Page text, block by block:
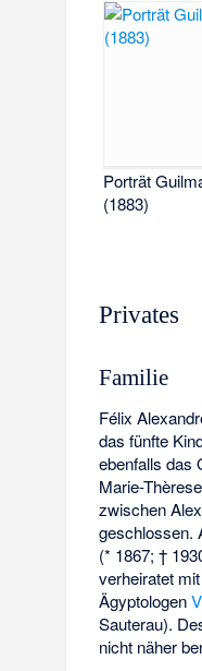
Porträt
(1883)
Privates
Familie
Félix
das fünfte
ebenfalls das
Marie-
zwischen
geschlossen.
(* 1867; †
verheiratet
Ägyptologen
Sauterau).
nicht näher